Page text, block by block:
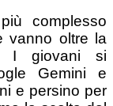
complesso
vanno oltre la
I giovani si
Gemini e
e persino per